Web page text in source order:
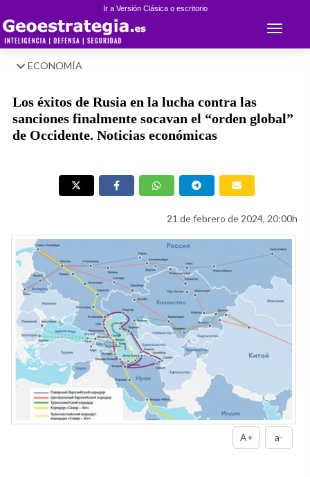
Ir a Versión Clásica o escritorio
Toggle
ECONOMÍA
Los éxitos de Rusia en la lucha contra las
sanciones finalmente socavan el “orden global”
de Occidente. Noticias económicas
21 de febrero de 2024, 20:00h
A+ a-